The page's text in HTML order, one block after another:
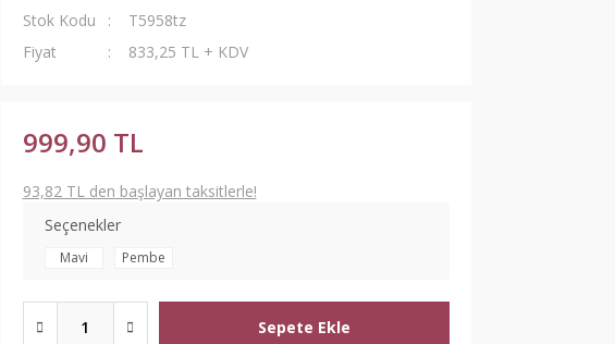
Stok Kodu
T5958tz
Fiyat
833,25 TL + KDV
999,90 TL
93,82 TL den başlayan taksitlerle!
Seçenekler
Mavi Pembe
Sepete Ekle